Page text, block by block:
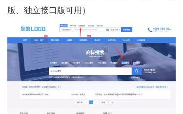
版、独立接口版可用）